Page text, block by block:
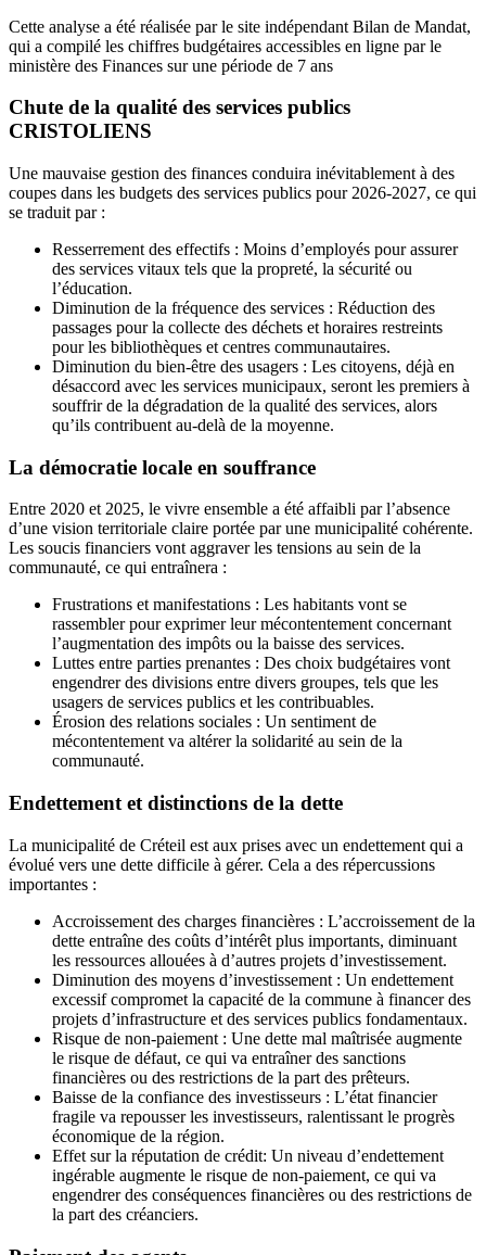
Cette analyse a été réalisée par le site indépendant Bilan de Mandat,
qui a compilé les chiffres budgétaires accessibles en ligne par le
ministère des Finances sur une période de 7 ans
Chute de la qualité des services publics
CRISTOLIENS
Une mauvaise gestion des finances conduira inévitablement à des
coupes dans les budgets des services publics pour 2026-2027, ce qui
se traduit par :
Resserrement des effectifs : Moins d’employés pour assurer
des services vitaux tels que la propreté, la sécurité ou
l’éducation.
Diminution de la fréquence des services : Réduction des
passages pour la collecte des déchets et horaires restreints
pour les bibliothèques et centres communautaires.
Diminution du bien-être des usagers : Les citoyens, déjà en
désaccord avec les services municipaux, seront les premiers à
souffrir de la dégradation de la qualité des services, alors
qu’ils contribuent au-delà de la moyenne.
La démocratie locale en souffrance
Entre 2020 et 2025, le vivre ensemble a été affaibli par l’absence
d’une vision territoriale claire portée par une municipalité cohérente.
Les soucis financiers vont aggraver les tensions au sein de la
communauté, ce qui entraînera :
Frustrations et manifestations : Les habitants vont se
rassembler pour exprimer leur mécontentement concernant
l’augmentation des impôts ou la baisse des services.
Luttes entre parties prenantes : Des choix budgétaires vont
engendrer des divisions entre divers groupes, tels que les
usagers de services publics et les contribuables.
Érosion des relations sociales : Un sentiment de
mécontentement va altérer la solidarité au sein de la
communauté.
Endettement et distinctions de la dette
La municipalité de Créteil est aux prises avec un endettement qui a
évolué vers une dette difficile à gérer. Cela a des répercussions
importantes :
Accroissement des charges financières : L’accroissement de la
dette entraîne des coûts d’intérêt plus importants, diminuant
les ressources allouées à d’autres projets d’investissement.
Diminution des moyens d’investissement : Un endettement
excessif compromet la capacité de la commune à financer des
projets d’infrastructure et des services publics fondamentaux.
Risque de non-paiement : Une dette mal maîtrisée augmente
le risque de défaut, ce qui va entraîner des sanctions
financières ou des restrictions de la part des prêteurs.
Baisse de la confiance des investisseurs : L’état financier
fragile va repousser les investisseurs, ralentissant le progrès
économique de la région.
Effet sur la réputation de crédit: Un niveau d’endettement
ingérable augmente le risque de non-paiement, ce qui va
engendrer des conséquences financières ou des restrictions de
la part des créanciers.